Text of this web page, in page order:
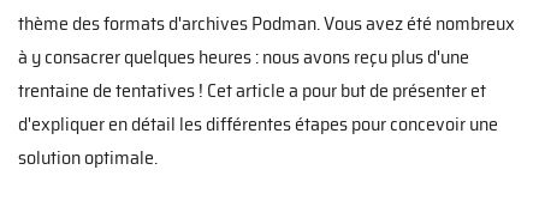
thème des formats d'archives Podman. Vous avez été nombreux
à y consacrer quelques heures : nous avons reçu plus d'une
trentaine de tentatives ! Cet article a pour but de présenter et
d'expliquer en détail les différentes étapes pour concevoir une
solution optimale.